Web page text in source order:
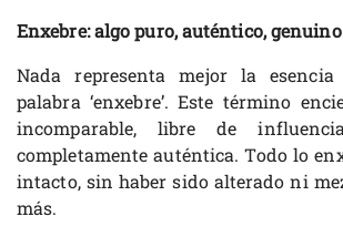
Enxebre: algo puro, auténtico, genuino
Nada representa mejor la
palabra ‘enxebre’. Este término
incomparable, libre de
completamente auténtica. Todo lo
intacto, sin haber sido alterado ni
más.